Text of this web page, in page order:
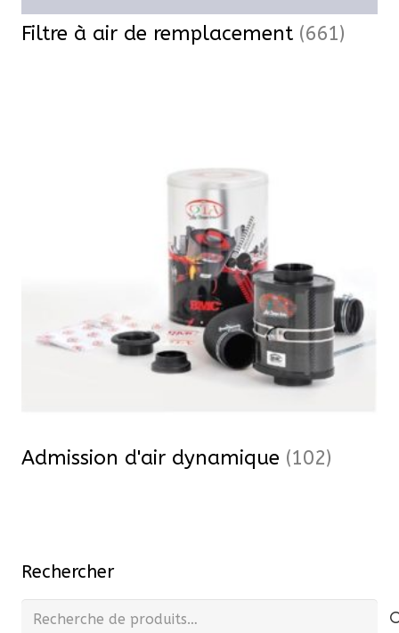
Filtre à air de remplacement (661)
Admission d'air dynamique (102)
Rechercher
Recherche